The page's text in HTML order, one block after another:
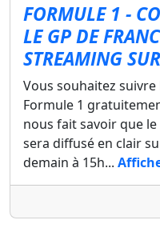
FORMULE 1 -
LE GP DE
STREAMING
Vous souhaitez
Formule 1
nous fait savoir que le
sera diffusé en clair
demain à 15h...